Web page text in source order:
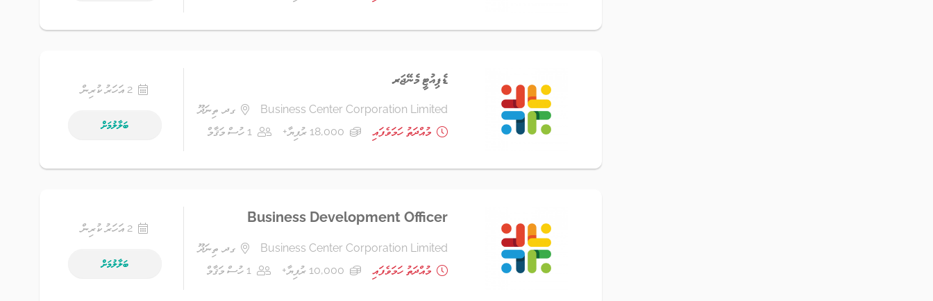
ޑެޕިއުޓީ މެނޭޖަރ
Business Center Corporation Limited
ގދ. ތިނަދޫ
މުއްދަތު ހަމަވެފައި
18,000 ރުފިޔާ+ 1 ހުސް މަޤާމް
2 އަހަރު ކުރިން
ބަލާލުމަށް
Business Development Officer
Business Center Corporation Limited
ގދ. ތިނަދޫ
މުއްދަތު ހަމަވެފައި
10,000 ރުފިޔާ+ 1 ހުސް މަޤާމް
2 އަހަރު ކުރިން
ބަލާލުމަށް